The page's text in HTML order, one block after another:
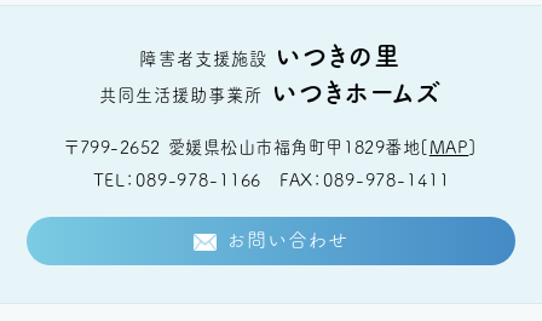
障害者支援施設 いつきの里
共同生活援助事業所 いつきホームズ
〒799-2652 愛媛県松山市福角町甲1829番地 [ MAP ]
TEL
089-978-1166 FAX 089-978-1411
お問い合わせ